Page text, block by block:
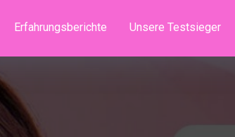
Erfahrungsberichte Unsere Testsieger